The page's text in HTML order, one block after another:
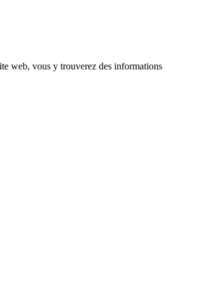
web, vous y trouverez des informations